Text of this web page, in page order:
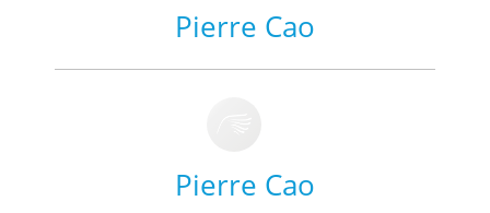
Pierre Cao
Pierre Cao